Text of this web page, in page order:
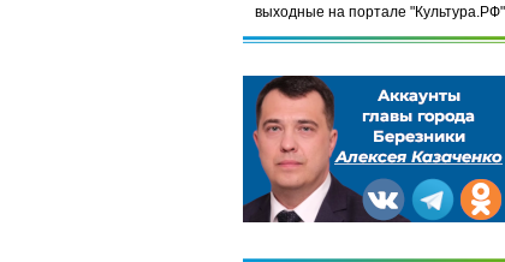
выходные на портале "Культура.РФ"